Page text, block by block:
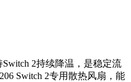
2持续降温，是稳定流
Switch 2专用散热风扇，能